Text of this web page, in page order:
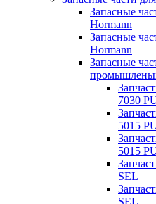
Запасные
Hormann
Запасные
Hormann
Запасные
7030
5015
5015
SEL
SEL